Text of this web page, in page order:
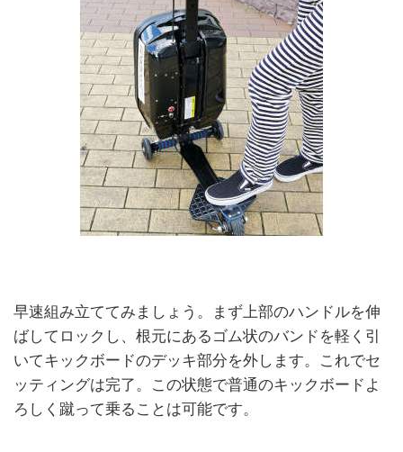
早速組み立ててみましょう。まず上部のハンドルを伸
ばしてロックし、根元にあるゴム状のバンドを軽く引
いてキックボードのデッキ部分を外します。これでセ
ッティングは完了。この状態で普通のキックボードよ
ろしく蹴って乗ることは可能です。